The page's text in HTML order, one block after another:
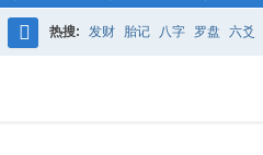
热搜: 发财 胎记 八字 罗盘 六爻